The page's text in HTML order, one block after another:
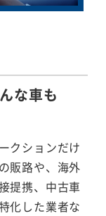
な車も
クションだけ
販路や、海外
提携、中古車
化した業者な